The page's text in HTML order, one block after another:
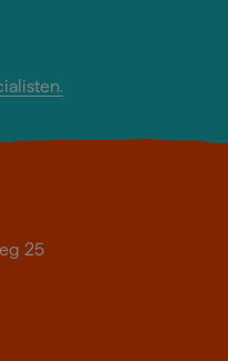
25